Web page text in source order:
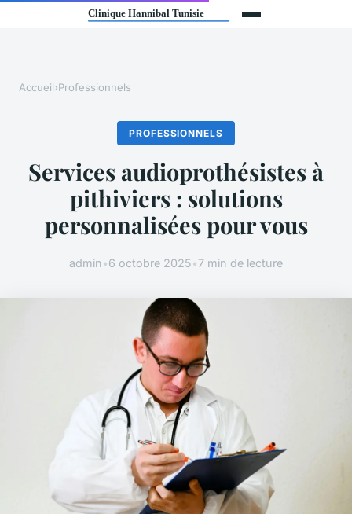
Accueil›Professionnels
PROFESSIONNELS
Services audioprothésistes à
pithiviers : solutions
personnalisées pour vous
admin•6 octobre 2025•7 min de lecture